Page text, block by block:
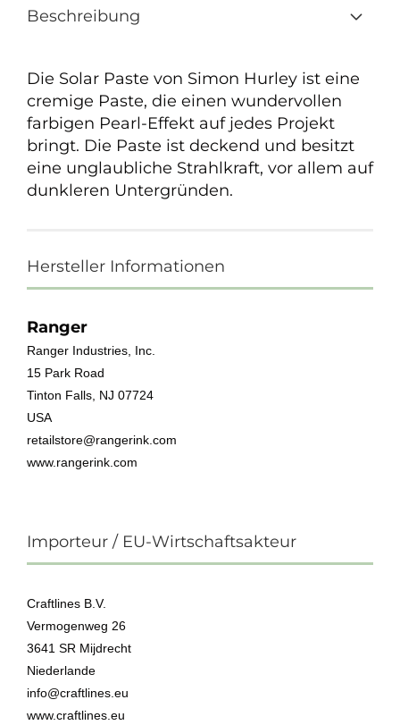
Beschreibung
Die Solar Paste von Simon Hurley ist eine
cremige Paste, die einen wundervollen
farbigen Pearl-Effekt auf jedes Projekt
bringt. Die Paste ist deckend und besitzt
eine unglaubliche Strahlkraft, vor allem auf
dunkleren Untergründen.
Hersteller Informationen
Ranger
Ranger Industries, Inc.
15 Park Road
Tinton Falls, NJ 07724
USA
retailstore@rangerink.com
www.rangerink.com
Importeur / EU-Wirtschaftsakteur
Craftlines B.V.
Vermogenweg 26
3641 SR Mijdrecht
Niederlande
info@craftlines.eu
www.craftlines.eu